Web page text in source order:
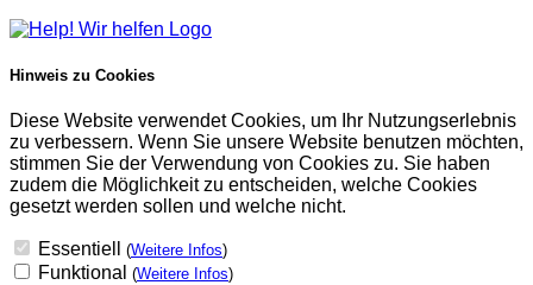
Hinweis zu Cookies
Diese Website verwendet Cookies, um Ihr Nutzungserlebnis
zu verbessern. Wenn Sie unsere Website benutzen möchten,
stimmen Sie der Verwendung von Cookies zu. Sie haben
zudem die Möglichkeit zu entscheiden, welche Cookies
gesetzt werden sollen und welche nicht.
Essentiell (Weitere Infos)
Funktional (Weitere Infos)